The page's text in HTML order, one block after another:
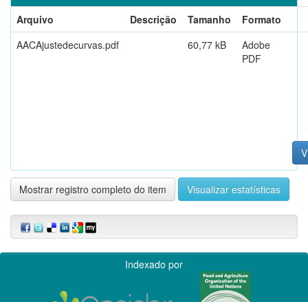
Arquivo
Descrição Tamanho
Formato
AACAjustedecurvas.pdf
60,77 kB
Adobe
PDF
Mostrar registro completo do item Visualizar estatísticas
Indexado por